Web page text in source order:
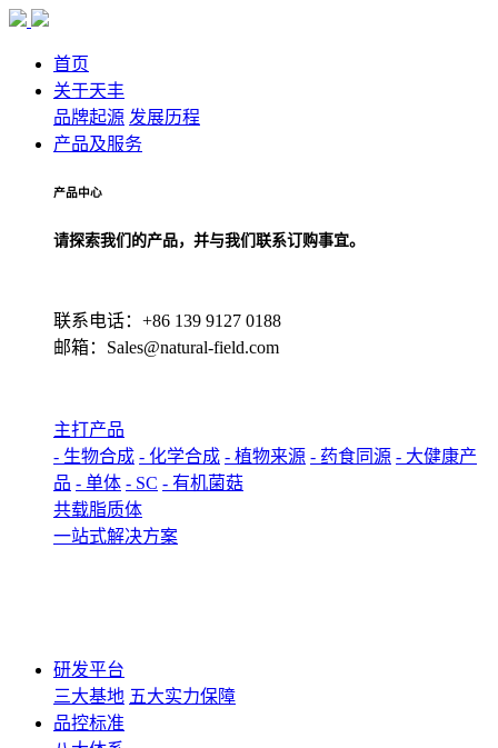
首页
关于天丰
品牌起源 发展历程
产品及服务
产品中心
请探索我们的产品，并与我们联系订购事宜。
联系电话：+86 139 9127 0188
邮箱：Sales@natural-field.com
主打产品
- 生物合成 - 化学合成 - 植物来源 - 药食同源 - 大健康产
品 - 单体 - SC - 有机菌菇
共载脂质体
一站式解决方案
研发平台
三大基地 五大实力保障
品控标准